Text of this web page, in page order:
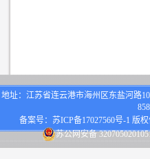
地址：江苏省连云港市海州区东盐河路
备案号： 苏ICP备17027560号-1 版
苏公网安备